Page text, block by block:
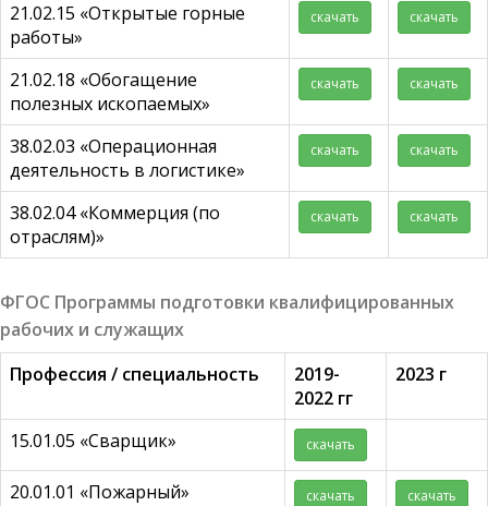
21.02.15 «Открытые горные
работы»
скачать скачать
21.02.18 «Обогащение
полезных ископаемых»
скачать скачать
38.02.03 «Операционная
деятельность в логистике»
скачать скачать
38.02.04 «Коммерция (по
отраслям)»
скачать скачать
ФГОС Программы подготовки квалифицированных
рабочих и служащих
Профессия / специальность
2019-
2022 гг
2023 г
15.01.05 «Сварщик» скачать
20.01.01 «Пожарный» скачать скачать